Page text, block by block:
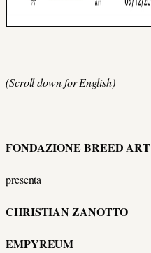
(Scroll down for English)
FONDAZIONE BREED ART
presenta
CHRISTIAN ZANOTTO
EMPYREUM